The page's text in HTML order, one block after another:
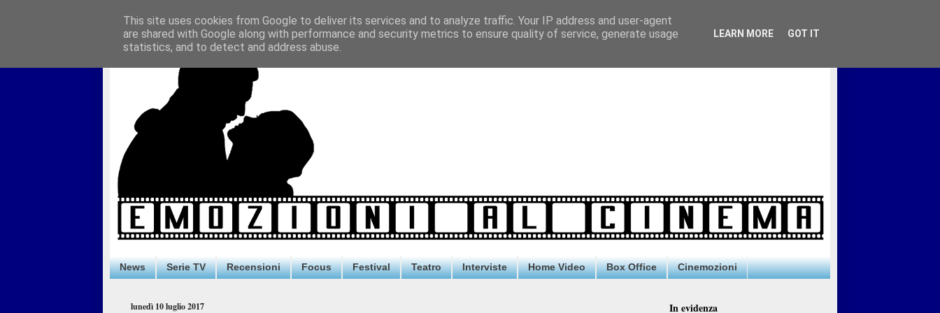
News Serie TV Recensioni Focus Festival Teatro Interviste Home Video Box Office Cinemozioni
lunedì 10 luglio 2017 In evidenza
This site uses cookies from Google to deliver its services and to analyze traffic. Your IP address and user-agent
are shared with Google along with performance and security metrics to ensure quality of service, generate usage
statistics, and to detect and address abuse.
LEARN MORE GOT IT